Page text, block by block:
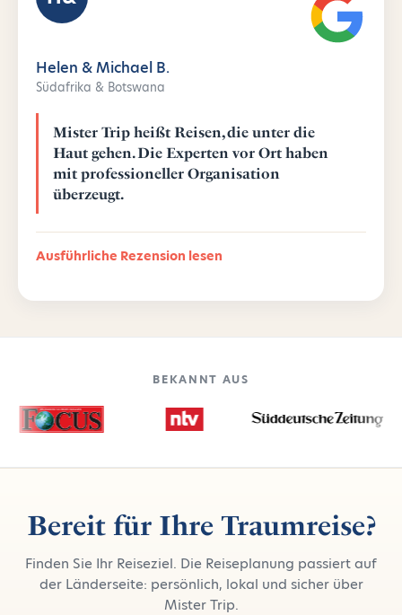
Helen & Michael B.
Südafrika & Botswana
Mister Trip heißt Reisen, die unter die
Haut gehen. Die Experten vor Ort haben
mit professioneller Organisation
überzeugt.
Ausführliche Rezension lesen
BEKANNT AUS
Bereit für Ihre Traumreise?
Finden Sie Ihr Reiseziel. Die Reiseplanung passiert auf
der Länderseite: persönlich, lokal und sicher über
Mister Trip.